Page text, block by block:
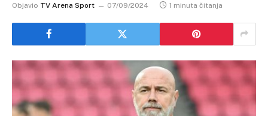
Objavio TV Arena Sport 07/09/2024 1 minuta čitanja